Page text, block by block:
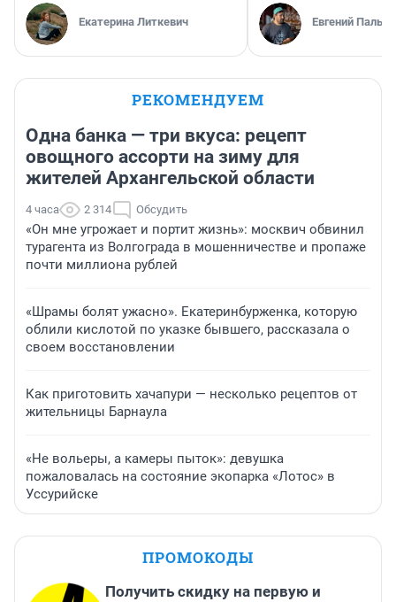
Екатерина Литкевич Евгений
РЕКОМЕНДУЕМ
Одна банка — три вкуса: рецепт
овощного ассорти на зиму для
жителей Архангельской области
4 часа 2 314 Обсудить
«Он мне угрожает и портит жизнь»: москвич обвинил
турагента из Волгограда в мошенничестве и пропаже
почти миллиона рублей
«Шрамы болят ужасно». Екатеринбурженка, которую
облили кислотой по указке бывшего, рассказала о
своем восстановлении
Как приготовить хачапури — несколько рецептов от
жительницы Барнаула
«Не вольеры, а камеры пыток»: девушка
пожаловалась на состояние экопарка «Лотос» в
Уссурийске
ПРОМОКОДЫ
Получить скидку на первую и